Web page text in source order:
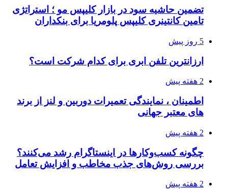
تضمین حاشیه سود در بازار کلیپس مو ؛ استراتژی
تامین کانتینری کلیپس پلومریا برای بنکداران
5 روز پیش
ارزانترین تلفن ابری برای کدام شرکت است؟
2 هفته پیش
اطمینان ، نمایندگی تعمیرات دوربین و لنز از برند
های معتبر جهانی
2 هفته پیش
چگونه کسب‌وکارها در اینستاگرام رشد می‌کنند؟
بررسی روش‌های جذب مخاطب و افزایش تعامل
2 هفته پیش